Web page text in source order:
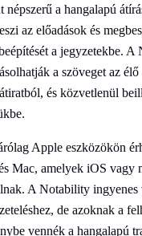
népszerű a hangalapú
az előadások és
a jegyzetekbe. A
a szöveget az
és közvetlenül
Apple eszközökön
Mac, amelyek iOS vagy
A Notability ingyenes
de azoknak a
vennék a hangalapú